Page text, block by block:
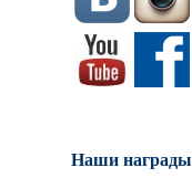
Наши награды